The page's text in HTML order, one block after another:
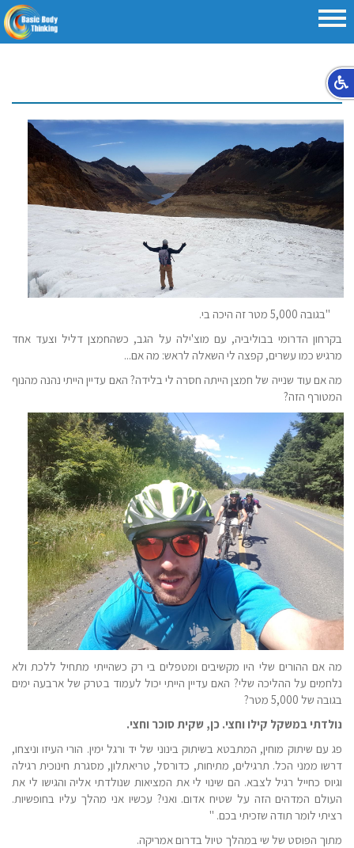
שי
"בגובה 5,000 מטר זה היכה בי.
בקרחון הדרומי בבוליביה, עם מוצ'ילה על הגב, כשהחמצן דליל וצעד אחד
מרגיש כמו עשרים, קפצה לי השאלה לראש: מה אם...
מה אם עוד שנייה של חמצן הייתה חסרה לי בלידה? האם עדיין הייתי נהנה מהנוף
המטורף הזה?
מה אם ההורים שלי היו מקשיבים ומטפלים בי רק כשהייתי מתחיל ללכת ולא
נלחמים על ההליכה שלי? האם עדיין הייתי יכול לעמוד בטרק של ארבעה ימים
בגובה של 5,000 מטר?
נולדתי במשקל קילו וחצי. כן, שקית סוכר וחצי.
פג עם שיתוק מוחין, המתבטא בשיתוק בינוני של יד ורגל ימין. הורי העיזו וניצחו,
דרשו ממני הכל. תרגילים, מתיחות, כדורסל, טריאתלון, מסגרת חינוכית רגילה
וגיוס כחייל רגיל לצבא. הם שינוי לי את המציאות שנולדתי אליה והגישו לי את
העולם המדהים הזה על שטיח אדום. ואני? עכשיו אני מהלך עליו בחופשיות.
רציתי לומר תודה שזכיתי בכם. "
מתוך הפוסט של שי במהלך טיול בדרום אמריקה.